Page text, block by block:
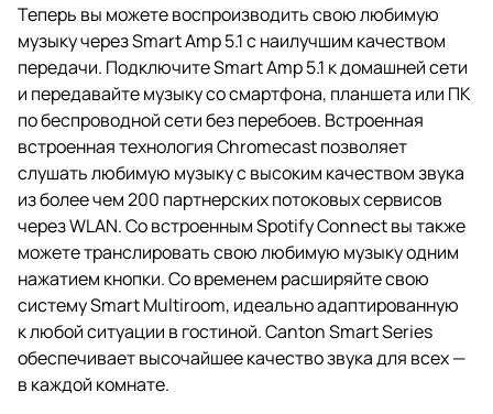
Теперь вы можете воспроизводить свою любимую
музыку через Smart Amp 5.1 с наилучшим качеством
передачи. Подключите Smart Amp 5.1 к домашней сети
и передавайте музыку со смартфона, планшета или ПК
по беспроводной сети без перебоев. Встроенная
встроенная технология Chromecast позволяет
слушать любимую музыку с высоким качеством звука
из более чем 200 партнерских потоковых сервисов
через WLAN. Со встроенным Spotify Connect вы также
можете транслировать свою любимую музыку одним
нажатием кнопки. Со временем расширяйте свою
систему Smart Multiroom, идеально адаптированную
к любой ситуации в гостиной. Canton Smart Series
обеспечивает высочайшее качество звука для всех —
в каждой комнате.